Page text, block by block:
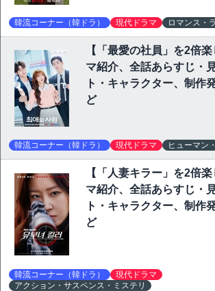
韓流コーナー（韓ドラ） 現代ドラマ ロマンス・
【「最愛の社員」を2倍
マ紹介、全話あらすじ・
ト・キャラクター、制作
ど
韓流コーナー（韓ドラ） 現代ドラマ ヒューマン
【「人妻キラー」を2倍
マ紹介、全話あらすじ・
ト・キャラクター、制作
ど
韓流コーナー（韓ドラ）
現代ドラマ
アクション・サスペンス・ミステリ